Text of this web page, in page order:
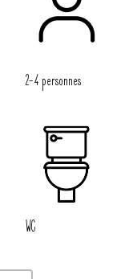
2-4 personnes
WC